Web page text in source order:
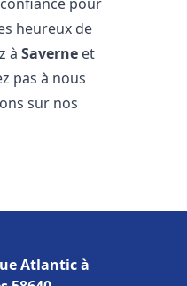
heureux de
àSaverne et
pas à nous
sur nos
Atlantic à